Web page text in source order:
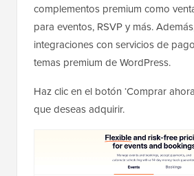
complementos premium como
para eventos, RSVP y más.
integraciones con servicios de
temas premium de WordPress.
Haz clic en el botón ‘Comprar
que deseas adquirir.